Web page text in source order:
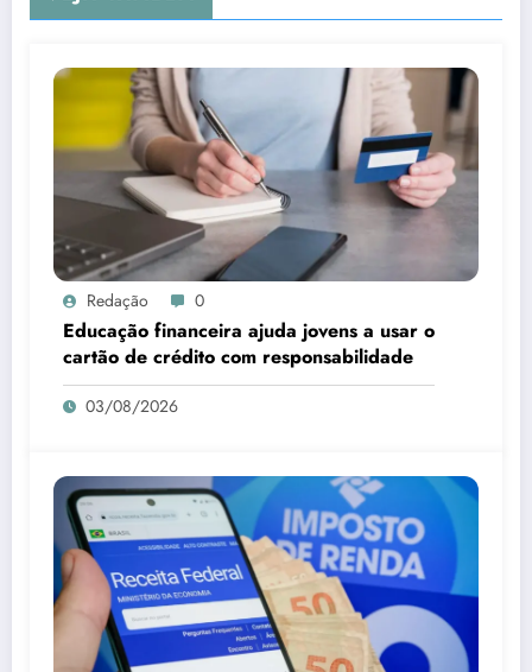
Redação 0
Educação financeira ajuda jovens a usar o
cartão de crédito com responsabilidade
03/08/2026